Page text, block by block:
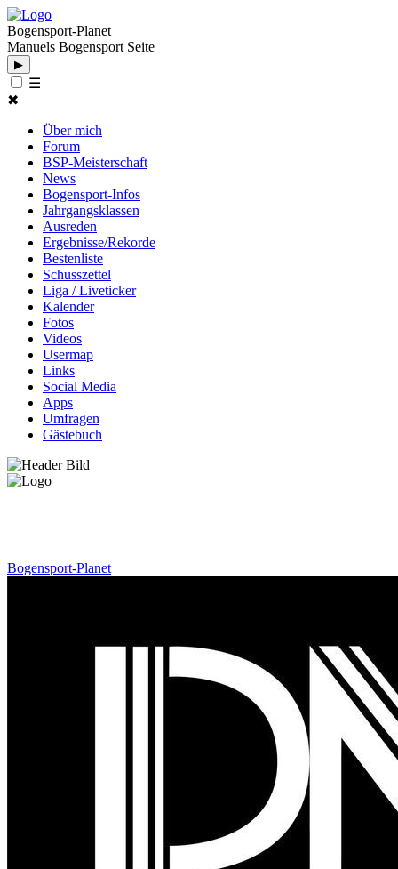
Bogensport-Planet
Manuels Bogensport Seite
▶
☰
✖
Über mich
Forum
BSP-Meisterschaft
News
Bogensport-Infos
Jahrgangsklassen
Ausreden
Ergebnisse/Rekorde
Bestenliste
Schusszettel
Liga / Liveticker
Kalender
Fotos
Videos
Usermap
Links
Social Media
Apps
Umfragen
Gästebuch
Bogensport-Planet